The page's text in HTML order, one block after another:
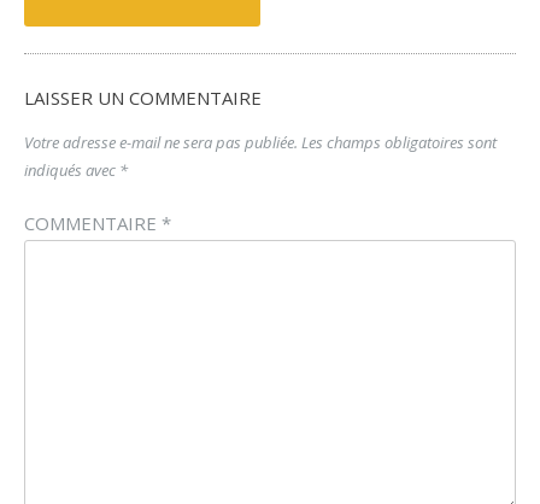
LAISSER UN COMMENTAIRE
Votre adresse e-mail ne sera pas publiée. Les champs obligatoires sont
indiqués avec *
COMMENTAIRE *